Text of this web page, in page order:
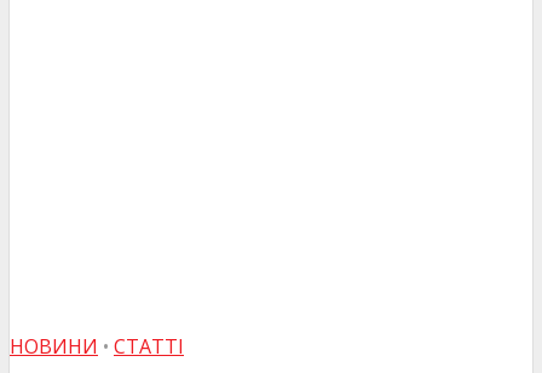
НОВИНИ • СТАТТІ